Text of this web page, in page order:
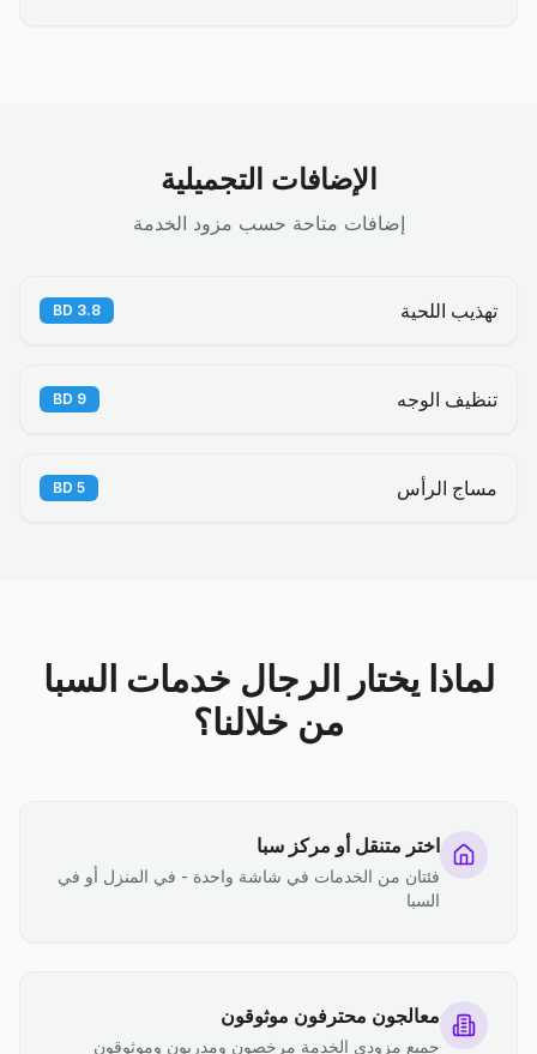
الإضافات التجميلية
إضافات متاحة حسب مزود الخدمة
تهذيب اللحية 3.8
BD
تنظيف الوجه 9
BD
مساج الرأس 5
BD
لماذا يختار الرجال خدمات السبا
من خلالنا؟
اختر متنقل أو مركز سبا
فئتان من الخدمات في شاشة واحدة - في المنزل أو في
السبا
معالجون محترفون موثوقون
جميع مزودي الخدمة مرخصون ومدربون وموثوقون